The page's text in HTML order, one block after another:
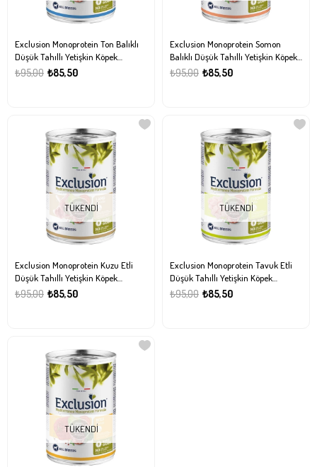
Exclusion Monoprotein Ton Balıklı
Düşük Tahıllı Yetişkin Köpek
Konservesi 400gr
₺85,50
₺95,00
Exclusion Monoprotein Somon
Balıklı Düşük Tahıllı Yetişkin Köpek
Konservesi 400gr
₺85,50
₺95,00
TÜKENDI
Exclusion Monoprotein Kuzu Etli
Düşük Tahıllı Yetişkin Köpek
Konservesi 400gr
₺85,50
₺95,00
TÜKENDI
Exclusion Monoprotein Tavuk Etli
Düşük Tahıllı Yetişkin Köpek
Konservesi 400gr
₺85,50
₺95,00
TÜKENDI